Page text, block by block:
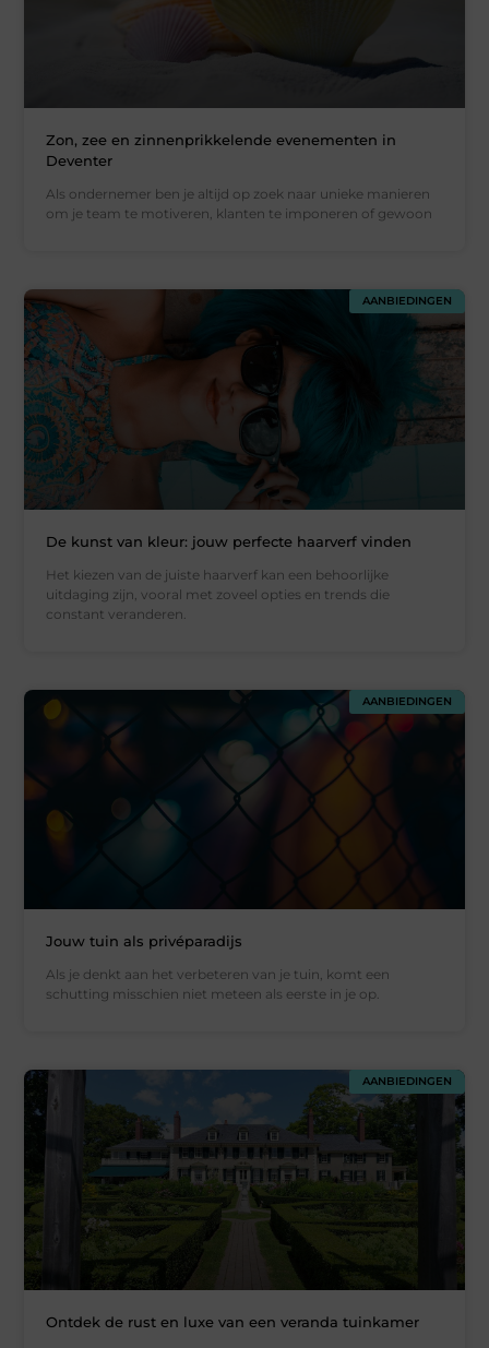
Zon, zee en zinnenprikkelende evenementen in
Deventer
Als ondernemer ben je altijd op zoek naar unieke manieren
om je team te motiveren, klanten te imponeren of gewoon
AANBIEDINGEN
De kunst van kleur: jouw perfecte haarverf vinden
Het kiezen van de juiste haarverf kan een behoorlijke
uitdaging zijn, vooral met zoveel opties en trends die
constant veranderen.
AANBIEDINGEN
Jouw tuin als privéparadijs
Als je denkt aan het verbeteren van je tuin, komt een
schutting misschien niet meteen als eerste in je op.
AANBIEDINGEN
Ontdek de rust en luxe van een veranda tuinkamer